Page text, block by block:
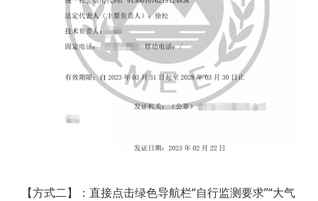
【方式二】：直接点击绿色导航栏“自行监测要求”“大气